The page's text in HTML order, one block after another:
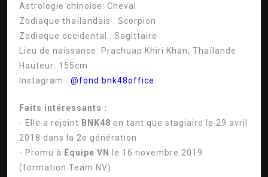
Astrologie chinoise: Cheval
Zodiaque thaïlandais : Scorpion
Zodiaque occidental : Sagittaire
Lieu de naissance: Prachuap Khiri Khan, Thaïlande
Hauteur: 155cm
Instagram : @fond.bnk48office
Faits intéressants :
- Elle a rejoint BNK48 en tant que stagiaire le 29 avril
2018 dans la 2e génération
- Promu à Équipe VN
le 16 novembre 2019
(formation Team NV)